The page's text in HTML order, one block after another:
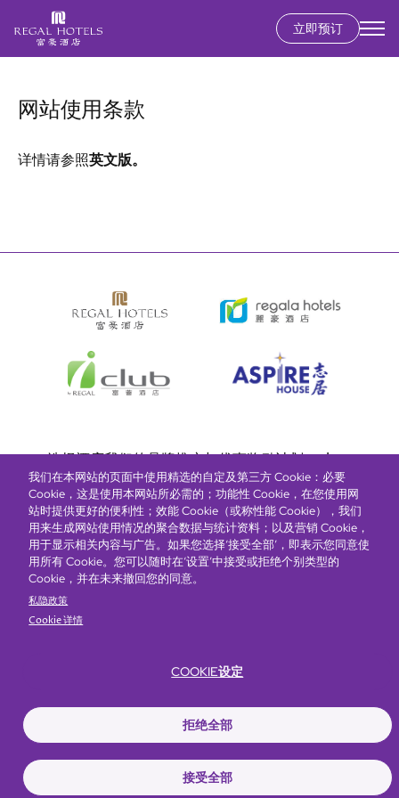
立即预订
Secondary
menu
网站使用条款
详情请参照英文版。
Bottom
menu
选择酒店我们的品牌推广与优惠奖励计划e-shop
管理层简介
17016348
Footer无障碍声明私隐声明Cookie政策网站使用条款
抢先一步，掌握最新资讯！
我们在本网站的页面中使用精选的自定及第三方 Cookie：必要
Cookie，这是使用本网站所必需的；功能性 Cookie，在您使用网
站时提供更好的便利性；效能 Cookie（或称性能 Cookie），我们
用来生成网站使用情况的聚合数据与统计资料；以及营销 Cookie，
用于显示相关内容与广告。如果您选择‘接受全部’，即表示您同意使
用所有 Cookie。您可以随时在‘设置’中接受或拒绝个别类型的
Cookie，并在未来撤回您的同意。
私隐政策
Cookie 详情
COOKIE设定
拒绝全部
接受全部